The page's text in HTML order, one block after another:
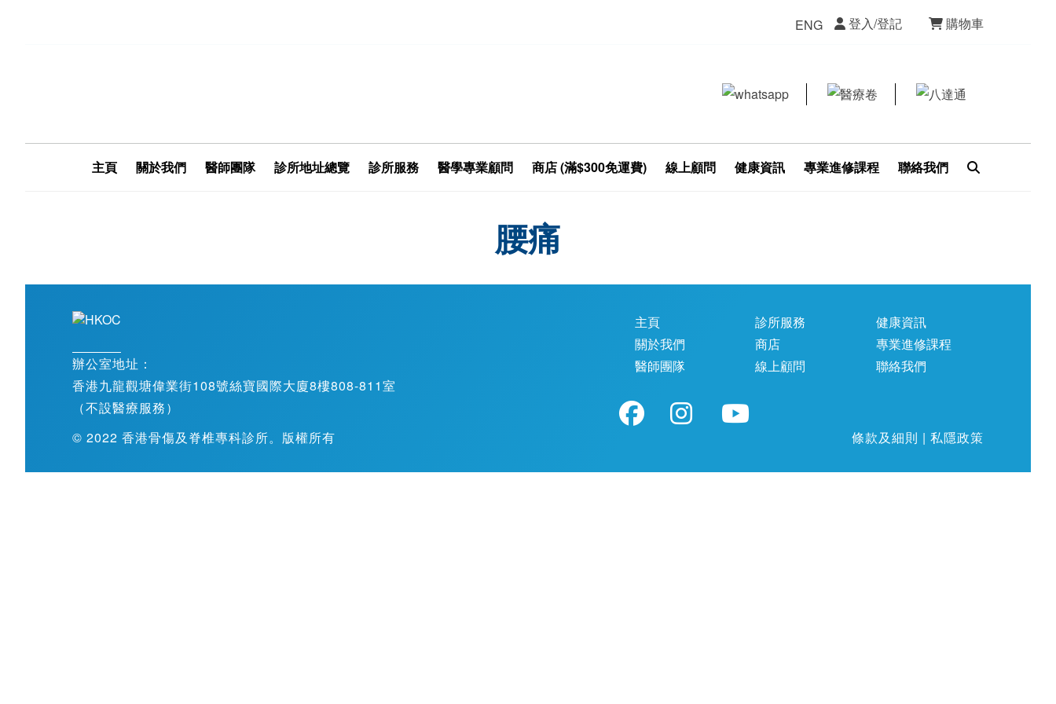
ENG 登入/登記 購物車
主頁 關於我們 醫師團隊 診所地址總覽 診所服務 醫學專業顧問 商店 (滿$300免運費) 線上顧問 健康資訊 專業進修課程 聯絡我們
腰痛
辦公室地址：
香港九龍觀塘偉業街108號絲寶國際大廈8樓808-811室
（不設醫療服務）
主頁
關於我們
醫師團隊
診所服務
商店
線上顧問
健康資訊
專業進修課程
聯絡我們
© 2022 香港骨傷及脊椎專科診所。版權所有 條款及細則 | 私隱政策